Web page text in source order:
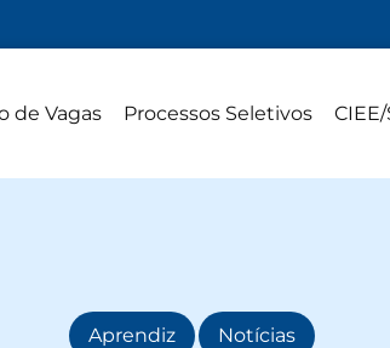
de Vagas Processos Seletivos
Aprendiz , Notícias